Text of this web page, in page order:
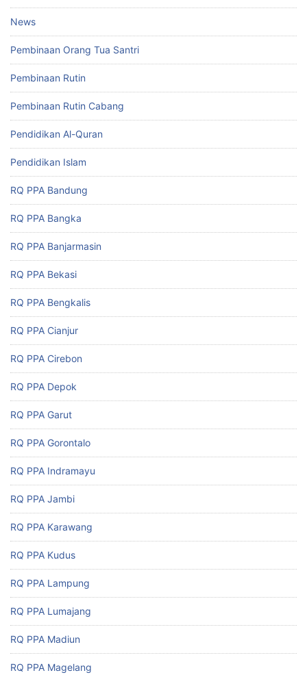
News
Pembinaan Orang Tua Santri
Pembinaan Rutin
Pembinaan Rutin Cabang
Pendidikan Al-Quran
Pendidikan Islam
RQ PPA Bandung
RQ PPA Bangka
RQ PPA Banjarmasin
RQ PPA Bekasi
RQ PPA Bengkalis
RQ PPA Cianjur
RQ PPA Cirebon
RQ PPA Depok
RQ PPA Garut
RQ PPA Gorontalo
RQ PPA Indramayu
RQ PPA Jambi
RQ PPA Karawang
RQ PPA Kudus
RQ PPA Lampung
RQ PPA Lumajang
RQ PPA Madiun
RQ PPA Magelang